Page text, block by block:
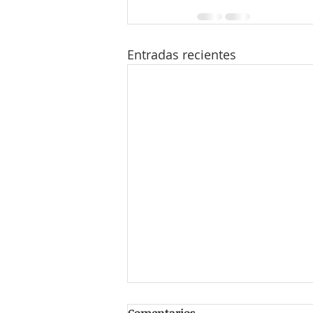
Entradas recientes